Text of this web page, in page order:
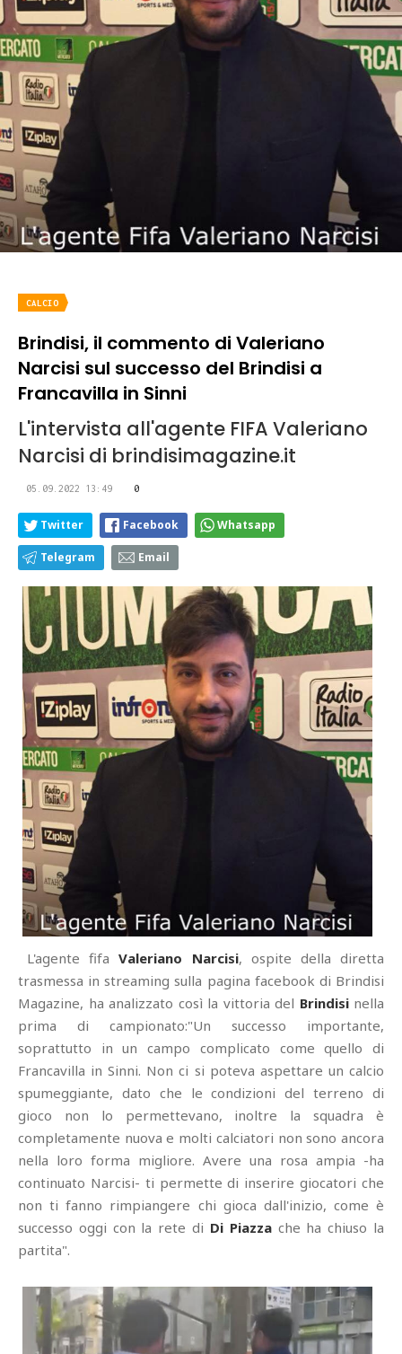
CALCIO
Brindisi, il commento di Valeriano
Narcisi sul successo del Brindisi a
Francavilla in Sinni
L'intervista all'agente FIFA Valeriano
Narcisi di brindisimagazine.it
05.09.2022 13:49 0
Twitter Facebook Whatsapp
Telegram Email
L'agente fifa Valeriano Narcisi, ospite della diretta
trasmessa in streaming sulla pagina facebook di Brindisi
Magazine, ha analizzato così la vittoria del Brindisinella
prima di campionato:"Un successo importante,
soprattutto in un campo complicato come quello di
Francavilla in Sinni. Non ci si poteva aspettare un calcio
spumeggiante, dato che le condizioni del terreno di
gioco non lo permettevano, inoltre la squadra è
completamente nuova e molti calciatori non sono ancora
nella loro forma migliore. Avere una rosa ampia -ha
continuato Narcisi- ti permette di inserire giocatori che
non ti fanno rimpiangere chi gioca dall'inizio, come è
successo oggi con la rete di Di Piazzache ha chiuso la
partita".